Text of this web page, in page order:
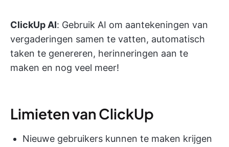
ClickUp AI: Gebruik AI om aantekeningen van
vergaderingen samen te vatten, automatisch
taken te genereren, herinneringen aan te
maken en nog veel meer!
Limieten van ClickUp
Nieuwe gebruikers kunnen te maken krijgen